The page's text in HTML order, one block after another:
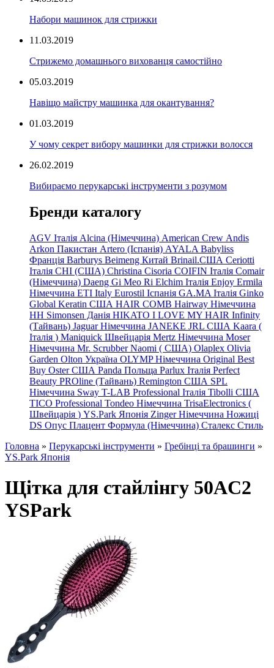
Набори машинок для стрижки
11.03.2019
Стрижемо домашнього вихованця самостійно
05.03.2019
Навіщо майстру машинка для окантування?
01.03.2019
У чому секрет вибору машинки для стрижки волосся
26.02.2019
Вибираємо перукарські інструменти з розумом
Бренди каталогу
AGV Італія Alcina (Німеччина) American Crew Andis
Arkon Пакистан Artero (Іспанія) AYALA Babyliss
Франція Barburys Beimeng Китай Brinail.США Ceriotti
Італія CHI (США) Christina Cisoria COIFIN Італія Comair
(Німеччина) Daeng Gi Meo Ri Elchim Італія Enjoy Ermila
Німеччина ETI Italy Eurostil Іспанія GA.MA Італія Ginko
Global Keratin США HAIR COMB Hairway Німеччина
HH Simonsen Данія HIKATO I LOVE MY HAIR Infinity
(Тайвань) Jaguar Німеччина JANEKE JRL США Kaara (
Італія ) Maniquick Швейцарія Mertz Німеччина Moser
Німеччина Mr. Scrubber Naomi ( США) Olaplex Olivia
Garden Olton Україна OLYMP Німеччина Original Best
Buy Oster США Panda Польща Parlux Італія Perfect
Beauty PROline (Тайвань) Remington США SPL
Німеччина Sway T-LAB Professional Італія Tibolli США
TICO Professional Tondeo Німеччина TrisaElectronics (
Швейцарія ) YS.Park Японія Zinger Німеччина Ножиці
DS Опус Плацент Формула (Німеччина) Сталекс Стиль
Головна » Перукарські інструменти » Гребінці та брашинги »
YS.Park Японія
Щітка для стайлінгу 50AC2
YSPark